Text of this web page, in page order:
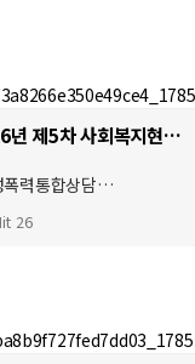
<26.08.03> 2026년 제5차 사회복지현장실습 종결식
폭력통합상담…
26